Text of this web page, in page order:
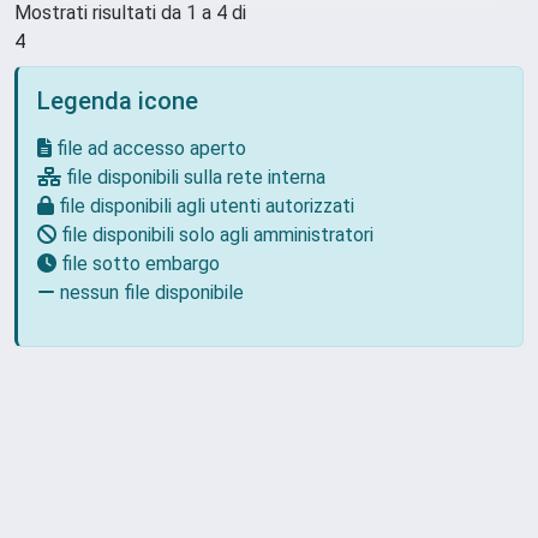
Mostrati risultati da 1 a 4 di
4
Legenda icone
file ad accesso aperto
file disponibili sulla rete interna
file disponibili agli utenti autorizzati
file disponibili solo agli amministratori
file sotto embargo
nessun file disponibile